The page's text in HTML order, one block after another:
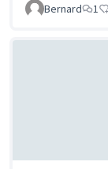
Bernard 1